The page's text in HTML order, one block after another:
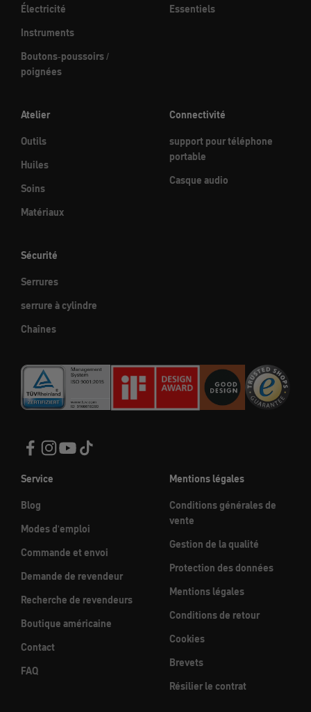
Électricité
Instruments
Boutons-poussoirs /
poignées
Essentiels
Atelier
Outils
Huiles
Soins
Matériaux
Connectivité
support pour téléphone
portable
Casque audio
Sécurité
Serrures
serrure à cylindre
Chaînes
Service
Blog
Modes d'emploi
Commande et envoi
Demande de revendeur
Recherche de revendeurs
Boutique américaine
Contact
FAQ
Mentions légales
Conditions générales de
vente
Gestion de la qualité
Protection des données
Mentions légales
Conditions de retour
Cookies
Brevets
Résilier le contrat